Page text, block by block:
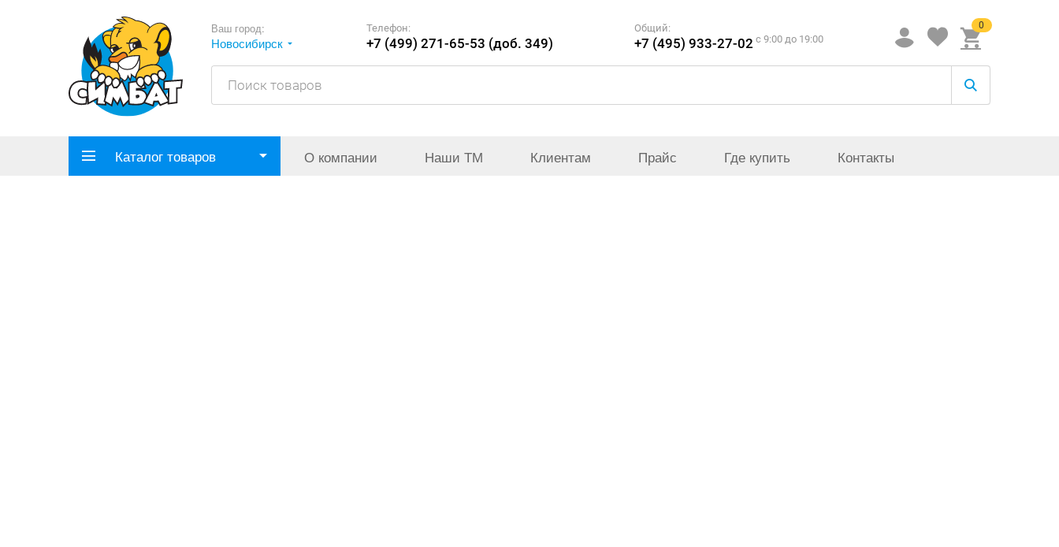
Ваш город:
Новосибирск
Телефон:
+7 (499) 271-65-53 (доб. 349)
Общий:
+7 (495) 933-27-02 c 9:00 до 19:00
0
Каталог товаров О компании Наши ТМ Клиентам Прайс Где купить Контакты